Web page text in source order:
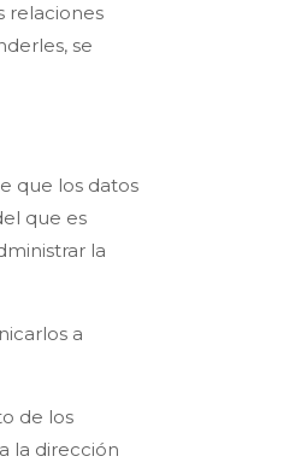
relaciones
se
que los datos
que es
la
a
de los
la dirección